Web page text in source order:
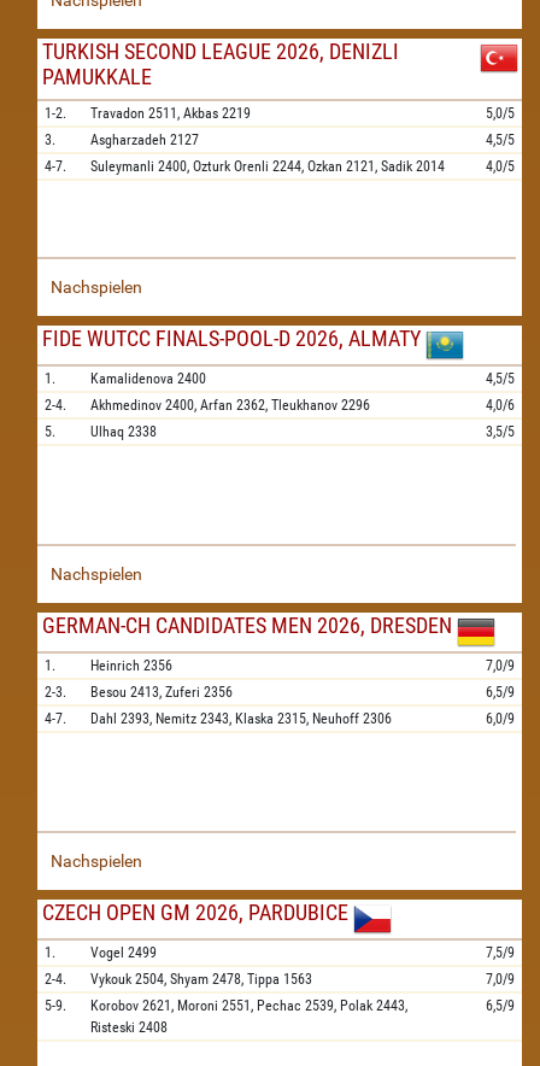
TURKISH SECOND LEAGUE 2026, DENIZLI
PAMUKKALE
1-2. Travadon 2511, Akbas 2219
5,0/5
3.
Asgharzadeh 2127
4,5/5
4-7.
Suleymanli 2400, Ozturk Orenli 2244, Ozkan 2121, Sadik 2014 4,0/5
Nachspielen
FIDE WUTCC FINALS-POOL-D 2026, ALMATY
1. Kamalidenova 2400
4,5/5
2-4.
Akhmedinov 2400, Arfan 2362, Tleukhanov 2296
4,0/6
5.
Ulhaq 2338 3,5/5
Nachspielen
GERMAN-CH CANDIDATES MEN 2026, DRESDEN
1. Heinrich 2356
7,0/9
2-3.
Besou 2413, Zuferi 2356
6,5/9
4-7.
Dahl 2393, Nemitz 2343, Klaska 2315, Neuhoff 2306 6,0/9
Nachspielen
CZECH OPEN GM 2026, PARDUBICE
1. Vogel 2499
7,5/9
2-4.
Vykouk 2504, Shyam 2478, Tippa 1563
7,0/9
5-9.
Korobov 2621, Moroni 2551, Pechac 2539, Polak 2443,
Risteski 2408
6,5/9